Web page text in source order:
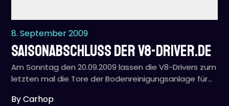
8. September 2009
Saisonabschluss der V8-Driver.de
Am Sonntag den 20.09.2009 lassen die V8-Drivers zum
letzten mal die Tore der Bodenreinigungsanlage für…
By Carhop